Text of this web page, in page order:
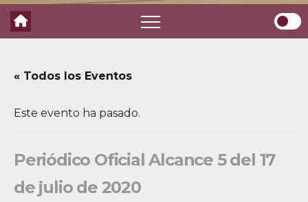
« Todos los Eventos
Este evento ha pasado.
Periódico Oficial Alcance 5 del 17
de julio de 2020